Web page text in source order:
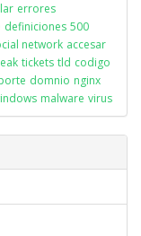
errores
definiciones 500
network accesar
tickets tld codigo
domnio nginx
malware virus